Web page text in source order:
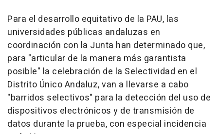
Para el desarrollo equitativo de la PAU, las
universidades públicas andaluzas en
coordinación con la Junta han determinado que,
para "articular de la manera más garantista
posible" la celebración de la Selectividad en el
Distrito Único Andaluz, van a llevarse a cabo
"barridos selectivos" para la detección del uso de
dispositivos electrónicos y de transmisión de
datos durante la prueba, con especial incidencia